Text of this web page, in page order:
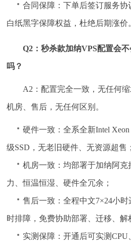
合同保障：下单后签订服务协
白纸黑字保障权益，杜绝后期涨价
Q2：秒杀款加纳VPS配置会
吗？
A2：配置完全一致，无任何
机房、售后，无任何区别。
硬件一致：全系全新Intel
级SSD，无老旧硬件、无资源超售；
机房一致：均部署于加纳阿
力、恒温恒湿、硬件全冗余；
售后一致：全程中文7×24小
时排障，免费协助部署、迁移、解
实测保障：开通后可实测